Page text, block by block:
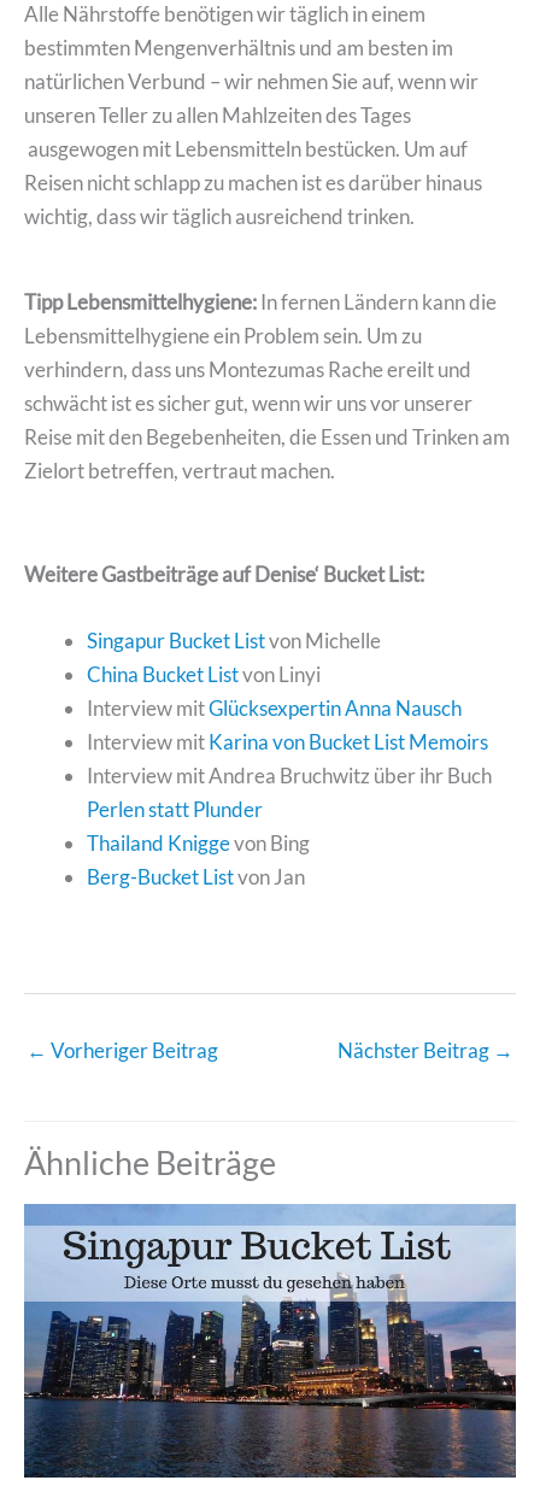
Alle Nährstoffe benötigen wir täglich in einem
bestimmten Mengenverhältnis und am besten im
natürlichen Verbund – wir nehmen Sie auf, wenn wir
unseren Teller zu allen Mahlzeiten des Tages
ausgewogen mit Lebensmitteln bestücken. Um auf
Reisen nicht schlapp zu machen ist es darüber hinaus
wichtig, dass wir täglich ausreichend trinken.
Tipp Lebensmittelhygiene:In fernen Ländern kann die
Lebensmittelhygiene ein Problem sein. Um zu
verhindern, dass uns Montezumas Rache ereilt und
schwächt ist es sicher gut, wenn wir uns vor unserer
Reise mit den Begebenheiten, die Essen und Trinken am
Zielort betreffen, vertraut machen.
Weitere Gastbeiträge auf Denise‘ Bucket List:
Singapur Bucket Listvon Michelle
China Bucket Listvon Linyi
Interview mitGlücksexpertin Anna Nausch
Interview mitKarina von Bucket List Memoirs
Interview mit Andrea Bruchwitz über ihr Buch
Perlen statt Plunder
Thailand Kniggevon Bing
Berg-Bucket Listvon Jan
← Vorheriger Beitrag Nächster Beitrag →
Ähnliche Beiträge